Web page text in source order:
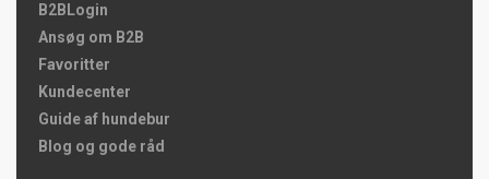
B2BLogin
Ansøg om B2B
Favoritter
Kundecenter
Guide af hundebur
Blog og gode råd